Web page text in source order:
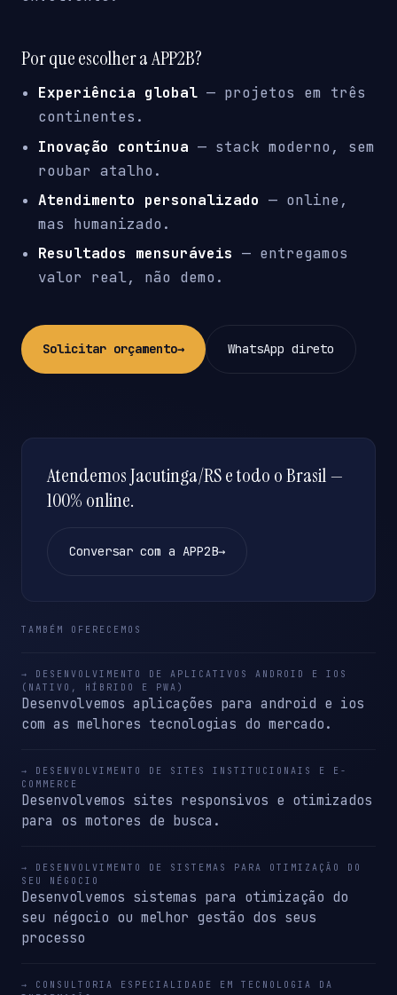
Por que escolher a APP2B?
Experiência global — projetos em três
continentes.
Inovação contínua — stack moderno, sem
roubar atalho.
Atendimento personalizado — online,
mas humanizado.
Resultados mensuráveis — entregamos
valor real, não demo.
Solicitar orçamento→ WhatsApp direto
Atendemos Jacutinga/RS e todo o Brasil —
100% online.
Conversar com a APP2B→
TAMBÉM OFERECEMOS
→ DESENVOLVIMENTO DE APLICATIVOS ANDROID E IOS
(NATIVO, HÍBRIDO E PWA)
Desenvolvemos aplicações para android e ios
com as melhores tecnologias do mercado.
→ DESENVOLVIMENTO DE SITES INSTITUCIONAIS E E-
COMMERCE
Desenvolvemos sites responsivos e otimizados
para os motores de busca.
→ DESENVOLVIMENTO DE SISTEMAS PARA OTIMIZAÇÃO DO
SEU NÉGOCIO
Desenvolvemos sistemas para otimização do
seu négocio ou melhor gestão dos seus
processo
→ CONSULTORIA ESPECIALIDADE EM TECNOLOGIA DA